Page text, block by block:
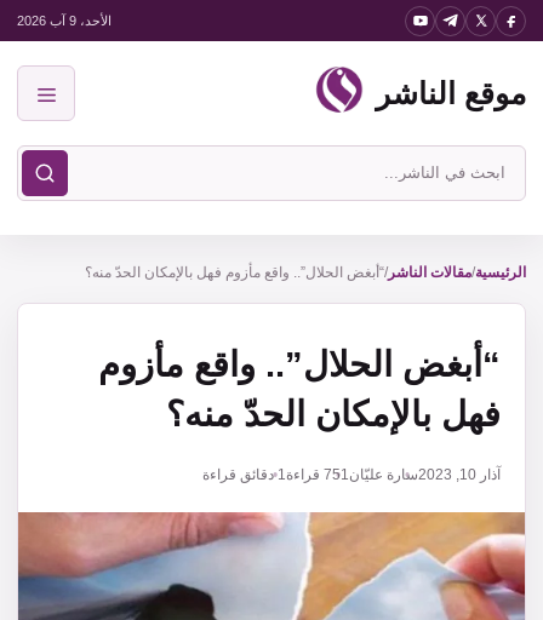
انتقل
المحتوى
الأحد، 9 آب 2026
موقع الناشر
ابحث
في
الناشر
الرئيسية/مقالات الناشر/“أبغض الحلال”.. واقع مأزوم فهل بالإمكان الحدّ منه؟
“أبغض الحلال”.. واقع مأزوم
فهل بالإمكان الحدّ منه؟
آذار 10, 2023 سارة عليّان751 قراءة1 دقائق قراءة